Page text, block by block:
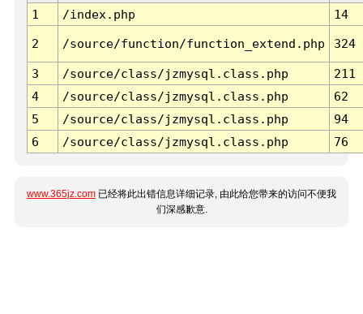
1
/index.php 14
2 /source/function/function_extend.php 324
3 /source/class/jzmysql.class.php
211
4
/source/class/jzmysql.class.php
62
5
/source/class/jzmysql.class.php
94
6
/source/class/jzmysql.class.php 76
www.365jz.com 已经将此出错信息详细记录, 由此给您带来的访问不便我
们深感歉意.